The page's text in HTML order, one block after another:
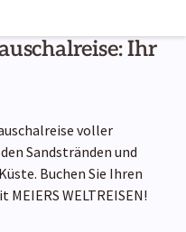
Ihr
voller
Sandstränden und
Buchen Sie Ihren
WELTREISEN!